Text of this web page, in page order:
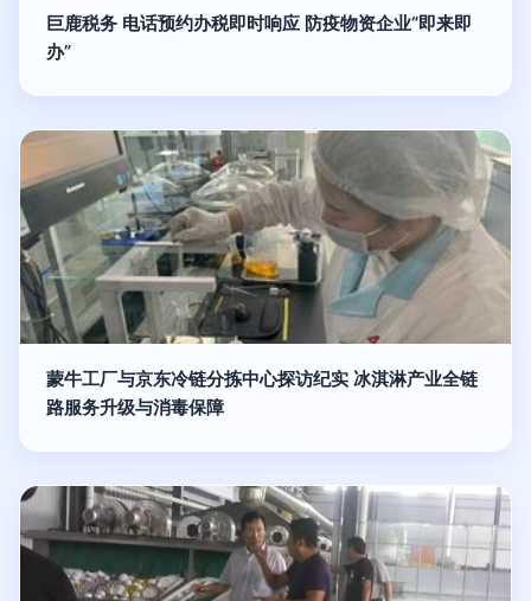
巨鹿税务 电话预约办税即时响应 防疫物资企业“即来即
办”
蒙牛工厂与京东冷链分拣中心探访纪实 冰淇淋产业全链
路服务升级与消毒保障